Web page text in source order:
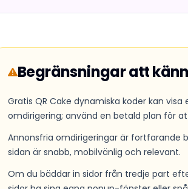
Begränsningar att
Gratis QR Cake dynamiska koder kan
omdirigering; använd en betald plan för
Annonsfria omdirigeringar är fortfarande
sidan är snabb, mobilvänlig och relevant.
Om du bäddar in sidor från tredje part